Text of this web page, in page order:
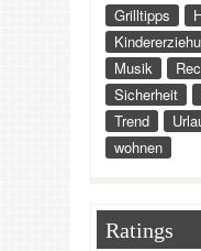
Grilltipps
Musik
Sicherheit
Trend
wohnen
Ratings